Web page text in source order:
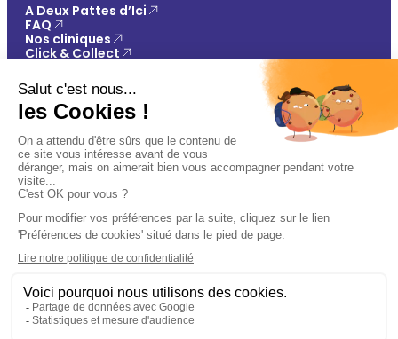
A Deux Pattes d’Ici
FAQ
Nos cliniques
Click & Collect
Vos avantages
Conseils
Paiement 100% sécurisé
Politique de confidentialité
Conditions générales de vente
Gestions des cookies
Plan du site